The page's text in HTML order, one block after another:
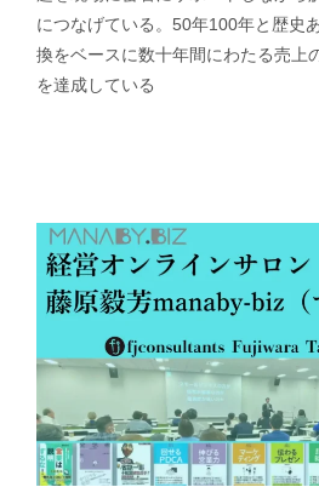
につなげている。50年100年と歴史
換をベースに数十年間にわたる売上
を達成している